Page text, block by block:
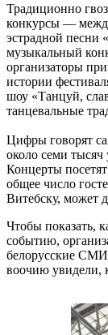
Традиционно
конкурсы —
эстрадной песни
музыкальный
организаторы
истории
шоу «Танцуй,
танцевальные
Цифры говорят
около семи тысяч
Концерты
общее число
Витебску, может
Чтобы показать,
событию,
белорусские
воочию увидели,